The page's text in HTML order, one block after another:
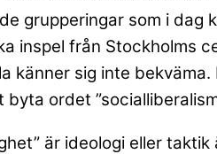
grupperingar som i dag
inspel från
sig inte
ordet
är ideologi eller